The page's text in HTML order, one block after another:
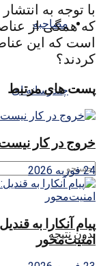
مصاحبه
چندرسانه ای
بدون نتیجه
که همگی از
است که این
کردند؟
پست های مرتبط
خروج در کار
24 فوریه 2026
پیام آنکارا به
امنیت‌محور